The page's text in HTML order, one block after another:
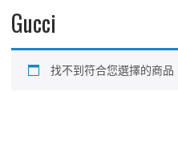
Gucci
找不到符合您選擇的商品